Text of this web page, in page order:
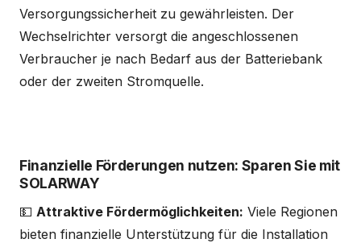
Versorgungssicherheit zu gewährleisten. Der
Wechselrichter versorgt die angeschlossenen
Verbraucher je nach Bedarf aus der Batteriebank
oder der zweiten Stromquelle.
Finanzielle Förderungen nutzen: Sparen Sie mit
SOLARWAY
💵 Attraktive Fördermöglichkeiten: Viele Regionen
bieten finanzielle Unterstützung für die Installation